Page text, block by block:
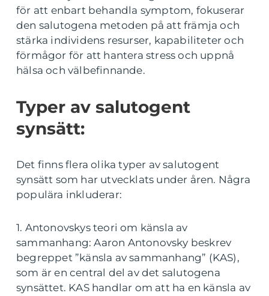
för att enbart behandla symptom, fokuserar
den salutogena metoden på att främja och
stärka individens resurser, kapabiliteter och
förmågor för att hantera stress och uppnå
hälsa och välbefinnande.
Typer av salutogent
synsätt:
Det finns flera olika typer av salutogent
synsätt som har utvecklats under åren. Några
populära inkluderar:
1. Antonovskys teori om känsla av
sammanhang: Aaron Antonovsky beskrev
begreppet ”känsla av sammanhang” (KAS),
som är en central del av det salutogena
synsättet. KAS handlar om att ha en känsla av